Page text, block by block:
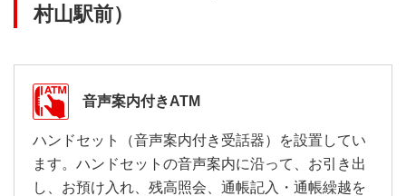
村山駅前）
音声案内付きATM
ハンドセット（音声案内付き受話器）を設置してい
ます。ハンドセットの音声案内に沿って、お引き出
し、お預け入れ、残高照会、通帳記入・通帳繰越を